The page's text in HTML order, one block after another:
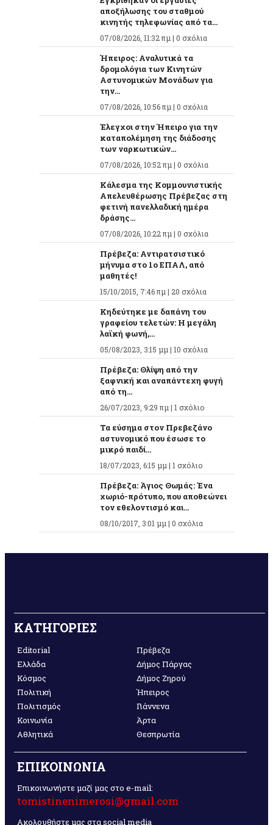
αποξήλωσης του σταθμού
κινητής τηλεφωνίας από τα...
07/08/2026, 11:32 πμ | 0 σχόλια
Ήπειρος: Αναλυτικά τα
δρομολόγια των Κινητών
Αστυνομικών Μονάδων για
την...
07/08/2026, 10:56 πμ | 0 σχόλια
Έλεγχοι στην Ήπειρο για την
καταπολέμηση της διάδοσης
των ναρκωτικών...
07/08/2026, 10:52 πμ | 0 σχόλια
Κάλεσμα της Κομμουνιστικής
Απελευθέρωσης Πρέβεζας στη
φετινή πανελλαδική ημέρα
δράσης...
07/08/2026, 10:22 πμ | 0 σχόλια
Πρέβεζα: Αντιρατσιστικό
μήνυμα στο 1ο ΕΠΑΛ, από
μαθητές!
15/10/2015, 7:46 πμ | 20 σχόλια
Κηδεύτηκε με δαπάνη του
γραφείου τελετών: Η μεγάλη
λαϊκή φωνή,...
05/08/2023, 3:15 μμ | 10 σχόλια
Πρέβεζα: Θλίψη από την
ξαφνική και αναπάντεχη φυγή
από τη...
26/07/2023, 9:29 πμ | 1 σχόλιο
Τα εύσημα στον Πρεβεζάνο
αστυνομικό που έσωσε το
μικρό παιδί...
18/07/2023, 6:15 μμ | 1 σχόλιο
Πρέβεζα: Άγιος Θωμάς: Ένα
χωριό-πρότυπο, που αποθεώνει
τον εθελοντισμό και...
08/10/2017, 3:01 μμ | 0 σχόλια
ΚΑΤΗΓΟΡΙΕΣ
Editorial
Ελλάδα
Κόσμος
Πολιτική
Πολιτισμός
Κοινωνία
Αθλητικά
Πρέβεζα
Δήμος Πάργας
Δήμος Ζηρού
Ήπειρος
Γιάννενα
Άρτα
Θεσπρωτία
ΕΠΙΚΟΙΝΩΝΙΑ
Επικοινωνήστε μαζί μας στο e-mail:
tomistinenimerosi@gmail.com
Ακολουθήστε μας στα social media